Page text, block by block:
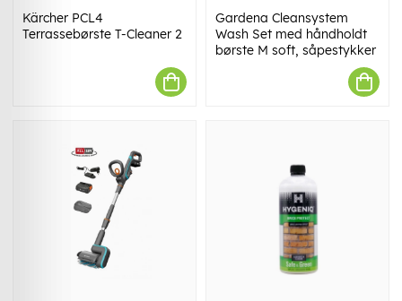
Kärcher PCL4
Terrassebørste T-Cleaner 2
Gardena Cleansystem
Wash Set med håndholdt
børste M soft, såpestykker